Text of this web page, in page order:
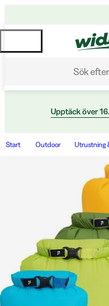
Sök
Upptäck över
Start Outdoor Utrustning